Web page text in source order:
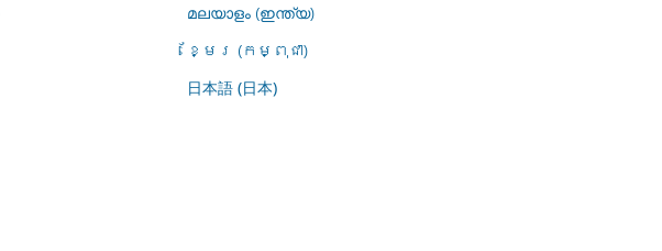
മലയാളം (ഇന്ത്യ)
ខ្មែរ (កម្ពុជា)
日本語 (日本)